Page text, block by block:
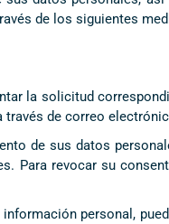
de los siguientes
la solicitud
través de correo
de sus datos
Para revocar su
personal,